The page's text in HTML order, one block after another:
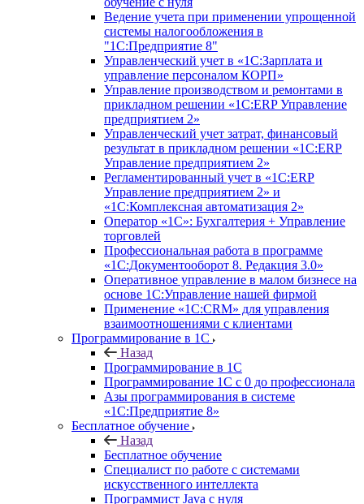
Ведение учета при применении упрощенной
системы налогообложения в
"1С:Предприятие 8"
Управленческий учет в «1C:Зарплата и
управление персоналом КОРП»
Управление производством и ремонтами в
прикладном решении «1С:ERP Управление
предприятием 2»
Управленческий учет затрат, финансовый
результат в прикладном решении «1С:ERP
Управление предприятием 2»
Регламентированный учет в «1С:ERP
Управление предприятием 2» и
«1С:Комплексная автоматизация 2»
Оператор «1С»: Бухгалтерия + Управление
торговлей
Профессиональная работа в программе
«1С:Документооборот 8. Редакция 3.0»
Оперативное управление в малом бизнесе на
основе 1С:Управление нашей фирмой
Применение «1С:CRM» для управления
взаимоотношениями с клиентами
Программирование в 1С
Назад
Программирование в 1С
Программирование 1С с 0 до профессионала
Азы программирования в системе
«1С:Предприятие 8»
Бесплатное обучение
Назад
Бесплатное обучение
Специалист по работе с системами
искусственного интеллекта
Программист Java с нуля